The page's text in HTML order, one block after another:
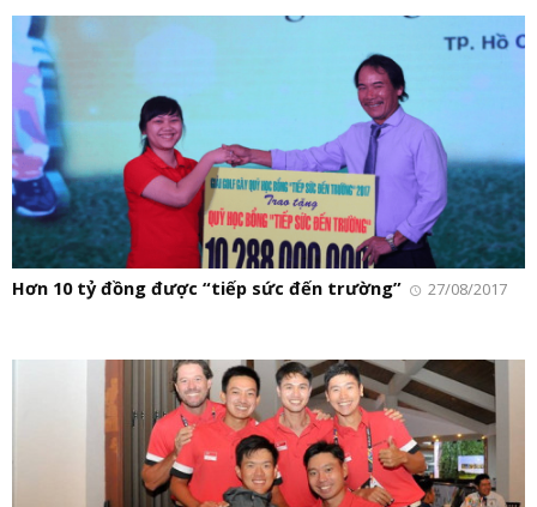
Hơn 10 tỷ đồng được “tiếp sức đến trường” 27/08/2017